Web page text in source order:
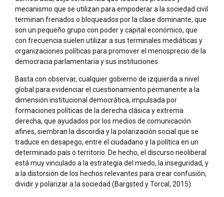
mecanismo que se utilizan para empoderar a la sociedad civil
terminan frenados o bloqueados por la clase dominante, que
son un pequeño grupo con poder y capital económico, que
con frecuencia suelen utilizar a sus terminales mediáticas y
organizaciones políticas para promover el menosprecio de la
democracia parlamentaria y sus instituciones.
Basta con observar, cualquier gobierno de izquierda a nivel
global para evidenciar el cuestionamiento permanente a la
dimensión institucional democrática, impulsada por
formaciones políticas de la derecha clásica y extrema
derecha, que ayudados por los medios de comunicación
afines, siembran la discordia y la polarización social que se
traduce en desapego, entre el ciudadano y la política en un
determinado país o territorio. De hecho, el discurso neoliberal
está muy vinculado a la estrategia del miedo, la inseguridad, y
a la distorsión de los hechos relevantes para crear confusión,
dividir y polarizar a la sociedad (Bargsted y Torcal, 2015).